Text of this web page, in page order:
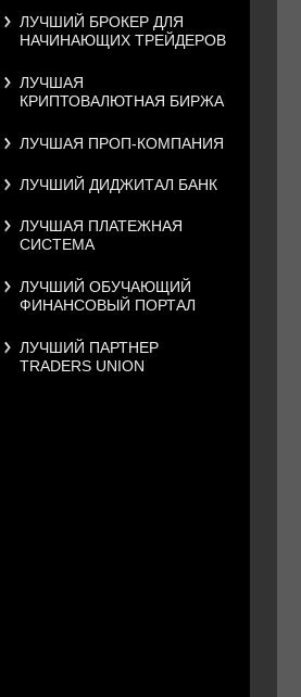
ЛУЧШИЙ БРОКЕР ДЛЯ
НАЧИНАЮЩИХ ТРЕЙДЕРОВ
ЛУЧШАЯ
КРИПТОВАЛЮТНАЯ БИРЖА
ЛУЧШАЯ ПРОП-КОМПАНИЯ
ЛУЧШИЙ ДИДЖИТАЛ БАНК
ЛУЧШАЯ ПЛАТЕЖНАЯ
СИСТЕМА
ЛУЧШИЙ ОБУЧАЮЩИЙ
ФИНАНСОВЫЙ ПОРТАЛ
ЛУЧШИЙ ПАРТНЕР
TRADERS UNION